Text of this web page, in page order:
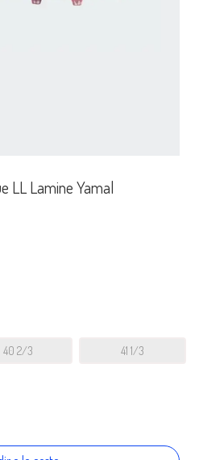
LL Lamine Yamal
40 2/3 41 1/3